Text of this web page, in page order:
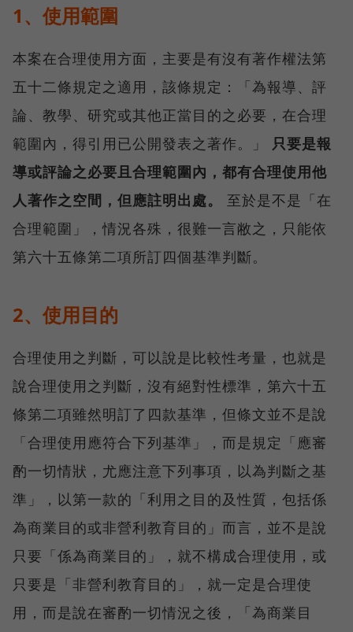
1、使用範圍
本案在合理使用方面，主要是有沒有著作權法第
五十二條規定之適用，該條規定：「為報導、評
論、教學、研究或其他正當目的之必要，在合理
範圍內，得引用已公開發表之著作。」 只要是報
導或評論之必要且合理範圍內，都有合理使用他
人著作之空間，但應註明出處。
至於是不是「在
合理範圍」，情況各殊，很難一言敝之，只能依
第六十五條第二項所訂四個基準判斷。
2、使用目的
合理使用之判斷，可以說是比較性考量，也就是
說合理使用之判斷，沒有絕對性標準，第六十五
條第二項雖然明訂了四款基準，但條文並不是說
「合理使用應符合下列基準」，而是規定「應審
酌一切情狀，尤應注意下列事項，以為判斷之基
準」，以第一款的「利用之目的及性質，包括係
為商業目的或非營利教育目的」而言，並不是說
只要「係為商業目的」，就不構成合理使用，或
只要是「非營利教育目的」，就一定是合理使
用，而是說在審酌一切情況之後，「為商業目